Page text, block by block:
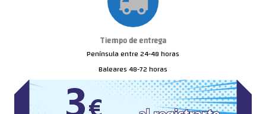
Tiempo de entrega
Península entre 24-48 horas
Baleares 48-72 horas